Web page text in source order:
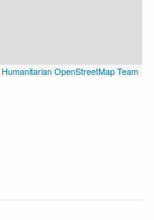
Humanitarian OpenStreetMap Team